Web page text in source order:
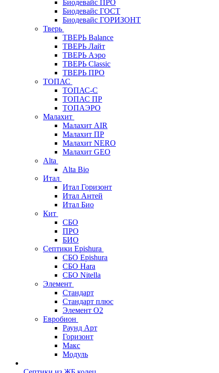
Биодевайс ПРО
Биодевайс ГОСТ
Биодевайс ГОРИЗОНТ
Тверь
ТВЕРЬ Balance
ТВЕРЬ Лайт
ТВЕРЬ Аэро
ТВЕРЬ Classic
ТВЕРЬ ПРО
ТОПАС
ТОПАС-С
ТОПАС ПР
ТОПАЭРО
Малахит
Малахит AIR
Малахит ПР
Малахит NERO
Малахит GEO
Alta
Alta Bio
Итал
Итал Горизонт
Итал Антей
Итал Био
Кит
СБО
ПРО
БИО
Септики Epishura
СБО Epishura
СБО Hara
СБО Nitella
Элемент
Стандарт
Стандарт плюс
Элемент О2
Евробион
Раунд Арт
Горизонт
Макс
Модуль